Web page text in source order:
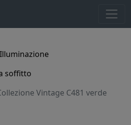
Illuminazione
soffitto
Vintage C481 verde